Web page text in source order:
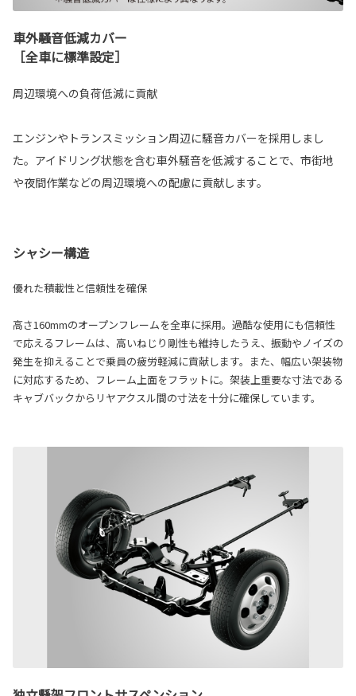
車外騒音低減カバー
［全車に標準設定］
周辺環境への負荷低減に貢献
エンジンやトランスミッション周辺に騒音カバーを採用しまし
た。アイドリング状態を含む車外騒音を低減することで、市街地
や夜間作業などの周辺環境への配慮に貢献します。
シャシー構造
優れた積載性と信頼性を確保
高さ160mmのオープンフレームを全車に採用。過酷な使用にも信頼性
で応えるフレームは、高いねじり剛性も維持したうえ、振動やノイズの
発生を抑えることで乗員の疲労軽減に貢献します。また、幅広い架装物
に対応するため、フレーム上面をフラットに。架装上重要な寸法である
キャブバックからリヤアクスル間の寸法を十分に確保しています。